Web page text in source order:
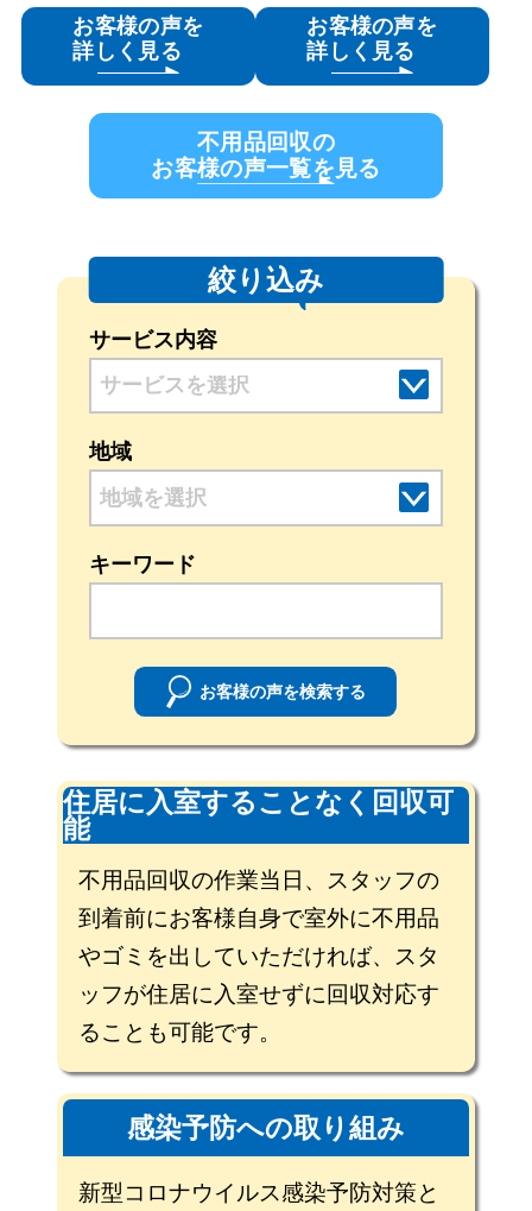
お客様の声を
詳しく見る
お客様の声を
詳しく見る
不用品回収の
お客様の声一覧を見る
絞り込み
サービス内容
地域
地域を選択
キーワード
お客様の声を検索する
住居に入室することなく回収可
能
不用品回収の作業当日、スタッフの
到着前にお客様自身で室外に不用品
やゴミを出していただければ、スタ
ッフが住居に入室せずに回収対応す
ることも可能です。
感染予防への取り組み
新型コロナウイルス感染予防対策と